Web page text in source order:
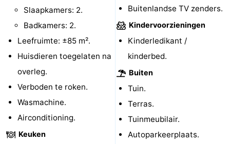
Middelburg
Vlaanderen
-
Sluis
-
Natuur
Weer
Slaapkamers: 2.
Badkamers: 2.
Leefruimte: ±85 m².
Huisdieren toegelaten na
overleg.
Verboden te roken.
Wasmachine.
Airconditioning.
Keuken
Buitenlandse TV zenders.
Kindervoorzieningen
Kinderledikant /
kinderbed.
Buiten
Tuin.
Terras.
Tuinmeubilair.
Autoparkeerplaats.